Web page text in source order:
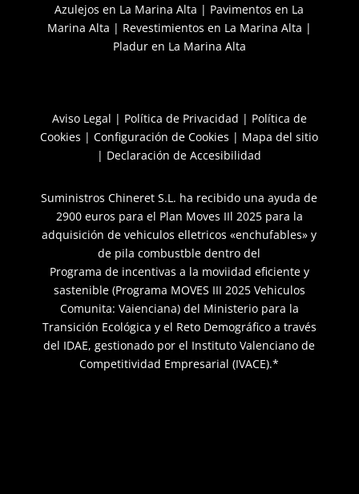
Azulejos en La Marina Alta | Pavimentos en La
Marina Alta | Revestimientos en La Marina Alta |
Pladur en La Marina Alta
Aviso Legal | Política de Privacidad | Política de
Cookies |Configuración de Cookies | Mapa del sitio
| Declaración de Accesibilidad
Suministros Chineret S.L. ha recibido una ayuda de
2900 euros para el Plan Moves IIl 2025 para la
adquisición de vehiculos elletricos «enchufables» y
de pila combustble dentro del
Programa de incentivas a la moviidad eficiente y
sastenible (Programa MOVES III 2025 Vehiculos
Comunita: Vaienciana) del Ministerio para la
Transición Ecológica y el Reto Demográfico a través
del IDAE, gestionado por el Instituto Valenciano de
Competitividad Empresarial (IVACE).*